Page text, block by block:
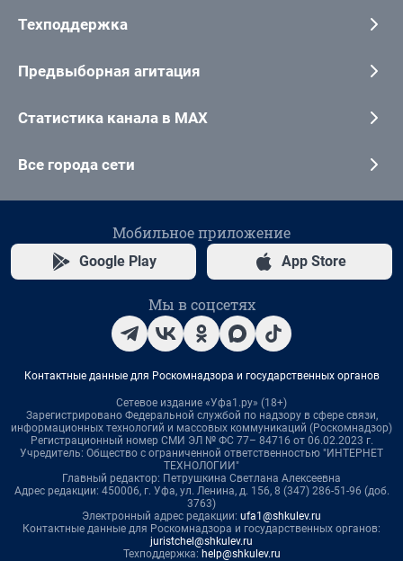
Техподдержка
Предвыборная агитация
Статистика канала в MAX
Все города сети
Мобильное приложение
Google Play App Store
Мы в соцсетях
Контактные данные для Роскомнадзора и государственных органов
Сетевое издание «Уфа1.ру» (18+)
Зарегистрировано Федеральной службой по надзору в сфере связи,
информационных технологий и массовых коммуникаций (Роскомнадзор)
Регистрационный номер СМИ ЭЛ № ФС 77– 84716 от 06.02.2023 г.
Учредитель: Общество с ограниченной ответственностью "ИНТЕРНЕТ
ТЕХНОЛОГИИ"
Главный редактор: Петрушкина Светлана Алексеевна
Адрес редакции: 450006, г. Уфа, ул. Ленина, д. 156, 8 (347) 286-51-96 (доб.
3763)
Электронный адрес редакции: ufa1@shkulev.ru
Контактные данные для Роскомнадзора и государственных органов:
juristchel@shkulev.ru
Техподдержка: help@shkulev.ru